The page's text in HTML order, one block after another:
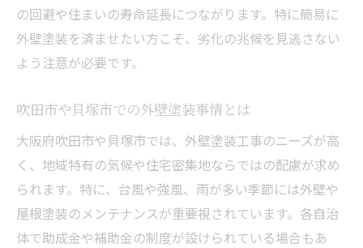
の回避や住まいの寿命延長につながります。特に簡易に
外壁塗装を済ませたい方こそ、劣化の兆候を見逃さない
よう注意が必要です。
吹田市や貝塚市での外壁塗装事情とは
大阪府吹田市や貝塚市では、外壁塗装工事のニーズが高
く、地域特有の気候や住宅密集地ならではの配慮が求め
られます。特に、台風や強風、雨が多い季節には外壁や
屋根塗装のメンテナンスが重要視されています。各自治
体で助成金や補助金の制度が設けられている場合もあ